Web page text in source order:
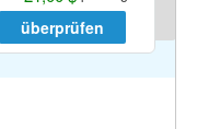
überprüfen